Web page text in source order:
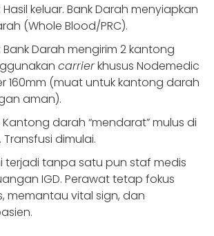
Hasil keluar. Bank Darah menyiapkan
(Whole Blood/PRC).
Bank Darah mengirim 2 kantong
carrierkhusus Nodemedic
160mm (muat untuk kantong darah
aman).
Kantong darah “mendarat” mulus di
Transfusi dimulai.
terjadi tanpa satu pun staf medis
IGD. Perawat tetap fokus
memantau vital sign, dan